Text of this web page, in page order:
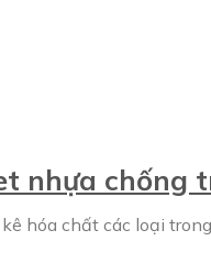
nhựa chống
kê hóa chất các loại